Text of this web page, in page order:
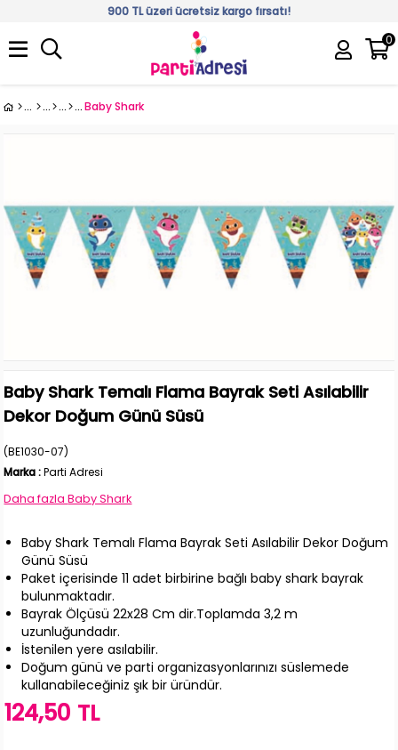
900 TL üzeri ücretsiz kargo fırsatı!
0
Baby Shark
Baby Shark Temalı Flama Bayrak Seti Asılabilir
Dekor Doğum Günü Süsü
(BE1030-07)
Marka : Parti Adresi
Daha fazlaBaby Shark
Baby Shark Temalı Flama Bayrak Seti Asılabilir Dekor Doğum
Günü Süsü
Paket içerisinde 11 adet birbirine bağlı baby shark bayrak
bulunmaktadır.
Bayrak Ölçüsü 22x28 Cm dir.Toplamda 3,2 m
uzunluğundadır.
İstenilen yere asılabilir.
Doğum günü ve parti organizasyonlarınızı süslemede
kullanabileceğiniz şık bir üründür.
124,50 TL